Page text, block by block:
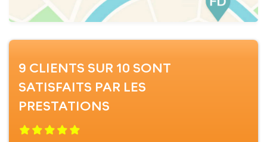
9 CLIENTS SUR 10 SONT
SATISFAITS PAR LES
PRESTATIONS